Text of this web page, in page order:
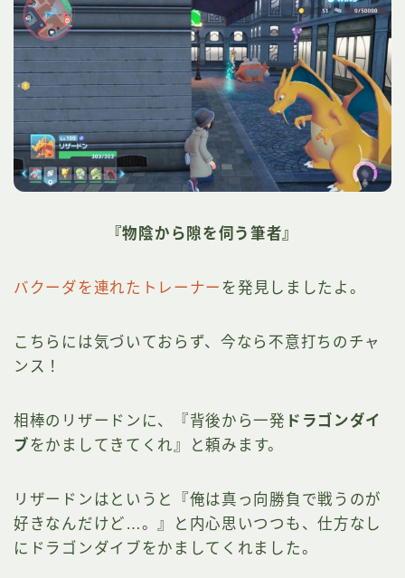
『物陰から隙を伺う筆者』
バクーダを連れたトレーナー を発見しましたよ。
こちらには気づいておらず、今なら不意打ちのチャ
ンス！
相棒のリザードンに、『背後から一発 ドラゴンダイ
ブをかましてきてくれ』と頼みます。
リザードンはというと『俺は真っ向勝負で戦うのが
好きなんだけど…。』と内心思いつつも、仕方なし
にドラゴンダイブをかましてくれました。